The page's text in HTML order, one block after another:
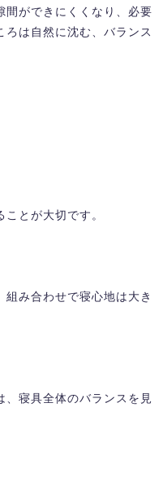
間ができにくくなり、必要
ろは自然に沈む、バランス
とが大切です。
み合わせで寝心地は大き
、寝具全体のバランスを見